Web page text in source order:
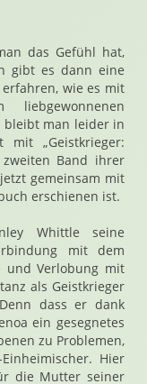
das Gefühl hat,
gibt es dann eine
wie es mit
bleibt man leider in
„Geistkrieger:
Band ihrer
gemeinsam mit
erschienen ist.
Whittle seine
mit dem
und Verlobung mit
als Geistkrieger
dass er dank
ein gesegnetes
zu Problemen,
Hier
die Mutter seiner